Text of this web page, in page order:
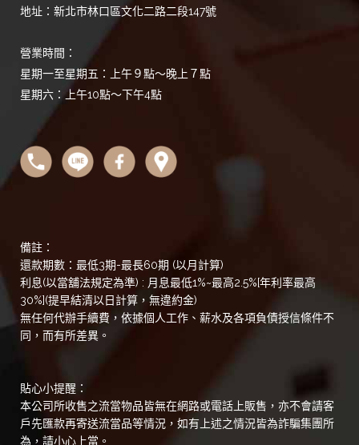
地址：新北市林口區文化二路二段147號
營業時間：
星期一至星期五：上午９點～晚上７點
星期六：上午10點～下午4點
備註：
還款期數：最低3期-最長60期 (以月計算)
利息(以當舖法規定為準) : 月息最低1%~最高2.5%[年利率最高
30%](提早結清以日計算，無違約金)
無任何代辦手續費，依據個人工作、薪水及各項負債授信條件不
同，而有所差異。
貼心小提醒：
本公司所收售之流當物品皆無在網路或電話上販售，亦不會請客
戶先匯款再寄送流當品等情況，如有上述之情況皆為詐騙集團所
為，請小心上當。